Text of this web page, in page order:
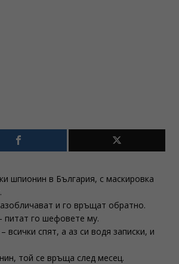
шпионин в България, с маскировка
и го връщат обратно.
питат го шефовете му.
всички спят, а аз си водя записки, и
той се връща след месец.